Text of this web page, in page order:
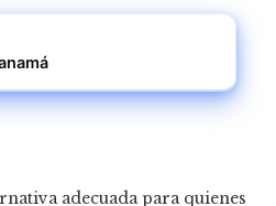
adecuada para quienes